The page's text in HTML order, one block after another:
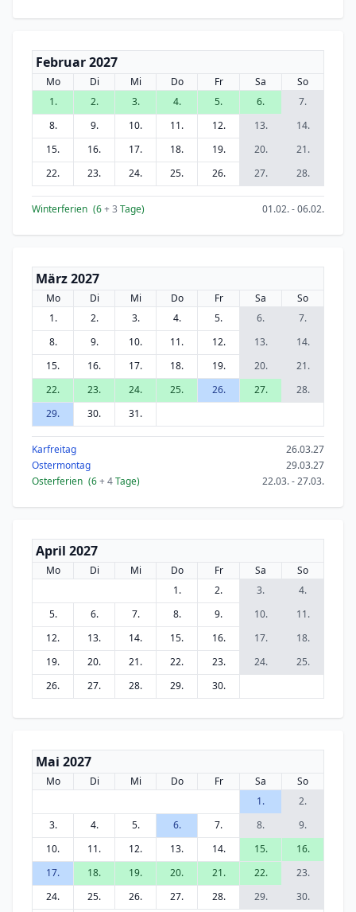
Februar 2027
Mo Di Mi Do Fr Sa
So
1.
2. 3. 4. 5. 6.
7.
8.
9. 10. 11. 12. 13.
14.
15.
16. 17. 18. 19. 20.
21.
22.
23. 24. 25. 26. 27. 28.
Winterferien (6+ 3 Tage) 01.02. - 06.02.
März 2027
Mo Di Mi Do Fr Sa
So
1.
2. 3. 4. 5. 6.
7.
8.
9. 10. 11. 12. 13.
14.
15.
16. 17. 18. 19. 20.
21.
22.
23. 24. 25. 26. 27.
28.
29.
30. 31.
Karfreitag
26.03.27
Ostermontag
29.03.27
Osterferien (6+ 4Tage) 22.03. - 27.03.
April 2027
Mo Di Mi Do Fr Sa
So
1.
2. 3.
4.
5.
6. 7. 8. 9. 10.
11.
12.
13. 14. 15. 16. 17.
18.
19.
20. 21. 22. 23. 24.
25.
26.
27. 28. 29. 30.
Mai 2027
Mo Di Mi Do Fr Sa
So
1.
2.
3.
4. 5. 6. 7. 8.
9.
10.
11. 12. 13. 14. 15.
16.
17.
18. 19. 20. 21. 22.
23.
24.
25. 26. 27. 28. 29. 30.